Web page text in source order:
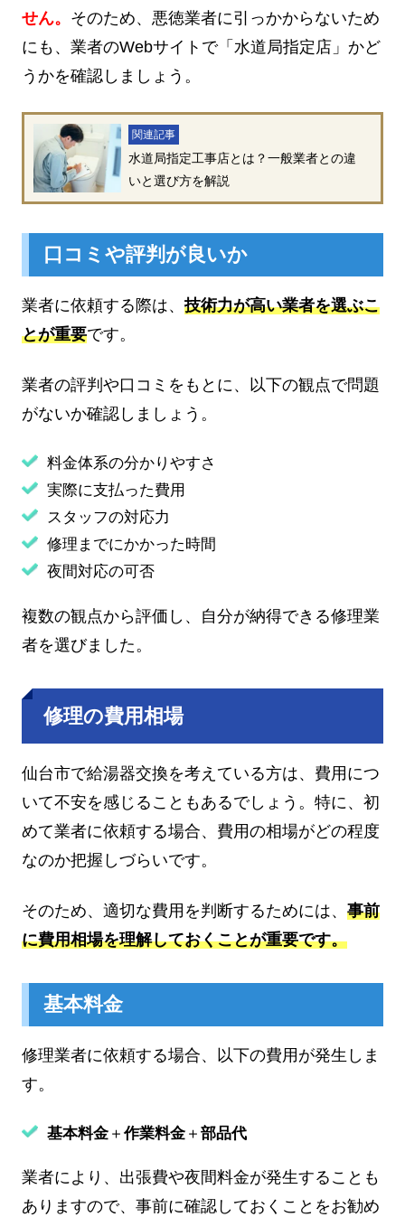
せん。 そのため、悪徳業者に引っかからないため
にも、業者のWebサイトで「水道局指定店」かど
うかを確認しましょう。
関連記事
水道局指定工事店とは？一般業者との違
いと選び方を解説
口コミや評判が良いか
業者に依頼する際は、技術力が高い業者を選ぶこ
とが重要です。
業者の評判や口コミをもとに、以下の観点で問題
がないか確認しましょう。
料金体系の分かりやすさ
実際に支払った費用
スタッフの対応力
修理までにかかった時間
夜間対応の可否
複数の観点から評価し、自分が納得できる修理業
者を選びました。
修理の費用相場
仙台市で給湯器交換を考えている方は、費用につ
いて不安を感じることもあるでしょう。特に、初
めて業者に依頼する場合、費用の相場がどの程度
なのか把握しづらいです。
そのため、適切な費用を判断するためには、 事前
に費用相場を理解しておくことが重要です。
基本料金
修理業者に依頼する場合、以下の費用が発生しま
す。
基本料金＋ 作業料金＋ 部品代
業者により、出張費や夜間料金が発生することも
ありますので、事前に確認しておくことをお勧め